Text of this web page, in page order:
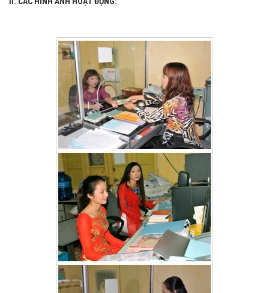
- Bà: Nguyễn Thị Kim Phúc Trưởng phòng TCKT năm: 2014- 2019